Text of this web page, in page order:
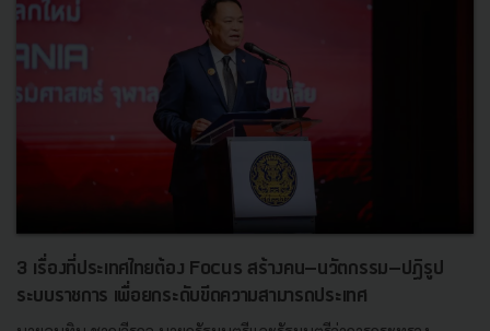
3 เรื่องที่ประเทศไทยต้อง Focus สร้างคน–นวัตกรรม–ปฏิรูป
ระบบราชการ เพื่อยกระดับขีดความสามารถประเทศ